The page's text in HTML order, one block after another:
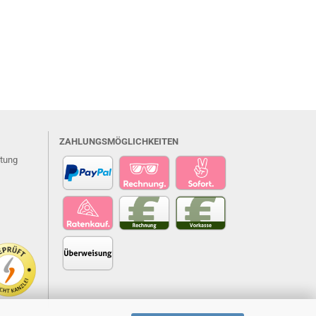
ZAHLUNGSMÖGLICHKEITEN